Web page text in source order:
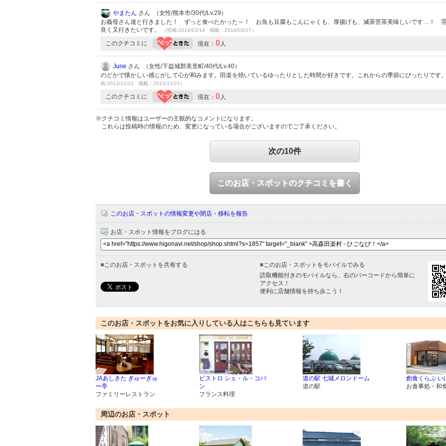
やまたん さん （女性/熊本市/30代/Lv.29）
お義母さん達と行きました！ ずっと食べたかった～！ お魚も豆腐もこんにゃくも、厚揚げも、滅茶苦茶美味しいです…！
良く又行きたいです。
（投稿:2014/03/14 掲載：2014/03/17）
このクチコミに 現在： 0 人
June さん （女性/下益城郡美里町/40代/Lv.40）
のどかで懐かしい感じがして心が和みます。田楽を焼いているゆったりとした時間が好きです。これからの季節にぴったりです。
稿:2013/11/21 掲載：2013/11/21）
このクチコミに 現在： 0 人
※クチコミ情報はユーザーの主観的なコメントになります。
これらは投稿時の情報のため、変更になっている場合がございますのでご了承ください。
次の10件
このお店・スポットのクチコミを書く
このお店・スポットの情報変更や閉店・移転を報告
お店・スポット情報をブログにはる
■ このお店・スポットを共有する ■ このお店・スポットをモバイルでみる
読取機能付きのモバイルなら、右のバーコードから簡単に
アクセス！
便利に店舗情報を持ち歩こう！
このお店・スポットをお気に入りしている人はこちらも見ています
JAあしきた ぎゅーぎゅ
ー亭
ファミリーレストラン
ビストロ シェ・ル・コパ
ン
フランス料理
道の駅 七城メロンドーム
道の駅
創食くらぶ い
お食事処・和
周辺のお店・スポット